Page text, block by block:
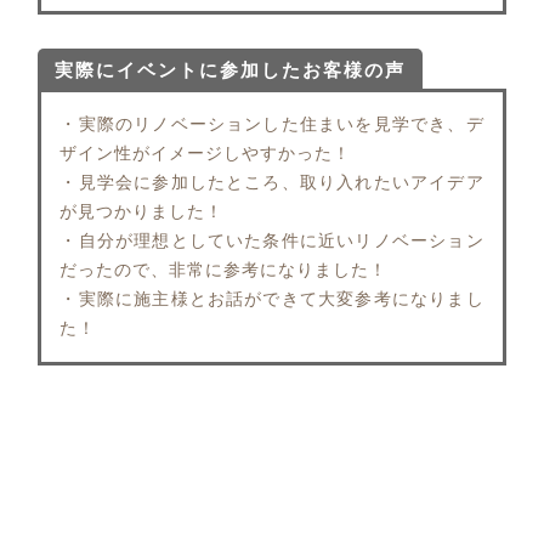
実際にイベントに参加したお客様の声
・実際のリノベーションした住まいを見学でき、デ
ザイン性がイメージしやすかった！
・見学会に参加したところ、取り入れたいアイデア
が見つかりました！
・自分が理想としていた条件に近いリノベーション
だったので、非常に参考になりました！
・実際に施主様とお話ができて大変参考になりまし
た！